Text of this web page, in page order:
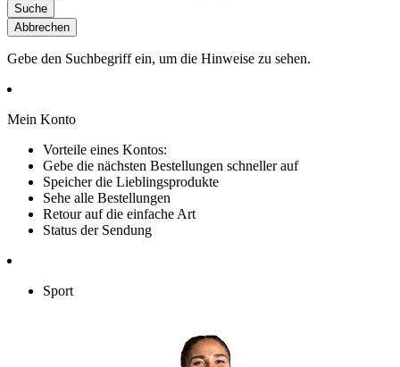
Suche
Abbrechen
Gebe den Suchbegriff ein, um die Hinweise zu sehen.
Mein Konto
Vorteile eines Kontos:
Gebe die nächsten Bestellungen schneller auf
Speicher die Lieblingsprodukte
Sehe alle Bestellungen
Retour auf die einfache Art
Status der Sendung
Sport